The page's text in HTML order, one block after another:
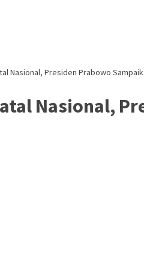
Nasional, Presiden Prabowo
Nasional,